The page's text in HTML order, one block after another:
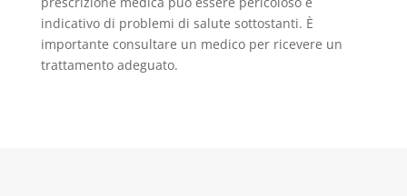
indicativo di problemi di salute sottostanti. È
importante consultare un medico per ricevere un
trattamento adeguato.